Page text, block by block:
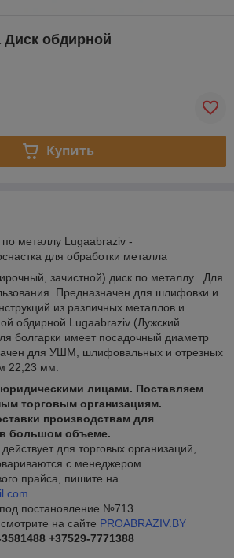
Диск обдирной
Купить
металлу Lugaabraziv -
для обработки металла
зачистной) диск по металлу . Для
Предназначен для шлифовки и
из различных металлов и
обдирной Lugaabraziv (Лужский
болгарки имеет посадочный диаметр
для УШМ, шлифовальных и отрезных
22,23 мм.
лицами. Поставляем
торговым организациям.
производствам для
большом объеме.
для торговых организаций,
с менеджером.
прайса, пишите на
постановление №713.
на сайте PROABRAZIV.BY
+37529-7771388